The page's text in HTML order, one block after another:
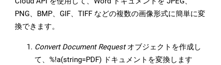
PNG、BMP、GIF、TIFF などの複数の画像形式に簡単に変
換できます。
Convert Document Requestオブジェクトを作成し
て、%!a(string=PDF) ドキュメントを変換します